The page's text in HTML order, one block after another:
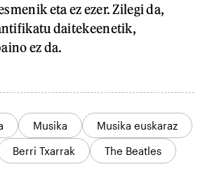
eta ez ezer. Zilegi da,
daitekeenetik,
ez da.
Musika
Musika euskaraz
Berri Txarrak
The Beatles